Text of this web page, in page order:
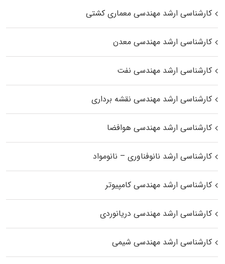
کارشناسی ارشد مهندسی معماری کشتی
کارشناسی ارشد مهندسی معدن
کارشناسی ارشد مهندسی نفت
کارشناسی ارشد مهندسی نقشه برداری
کارشناسی ارشد مهندسی هوافضا
کارشناسی ارشد نانوفناوری – نانومواد
کارشناسی ارشد مهندسی کامپیوتر
کارشناسی ارشد مهندسی دریانوردی
کارشناسی ارشد مهندسی شیمی